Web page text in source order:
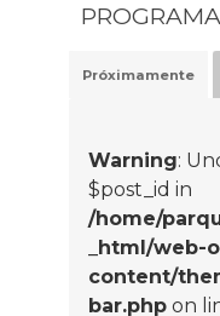
Próximamente
Warning:
$post_id in
/home/
_html/web-
content/
bar.php on